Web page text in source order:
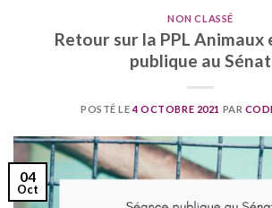
NON CLASSÉ
Retour sur la PPL Animaux
publique au Sénat
POSTÉ LE4 OCTOBRE 2021 PAR
04
Oct